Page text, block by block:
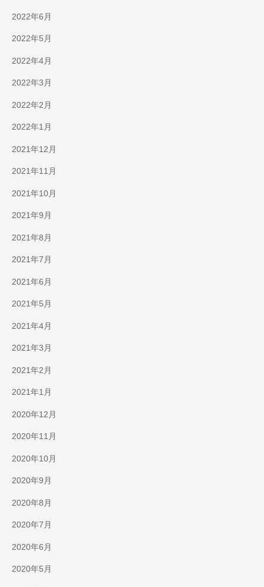
2022年6月
2022年5月
2022年4月
2022年3月
2022年2月
2022年1月
2021年12月
2021年11月
2021年10月
2021年9月
2021年8月
2021年7月
2021年6月
2021年5月
2021年4月
2021年3月
2021年2月
2021年1月
2020年12月
2020年11月
2020年10月
2020年9月
2020年8月
2020年7月
2020年6月
2020年5月